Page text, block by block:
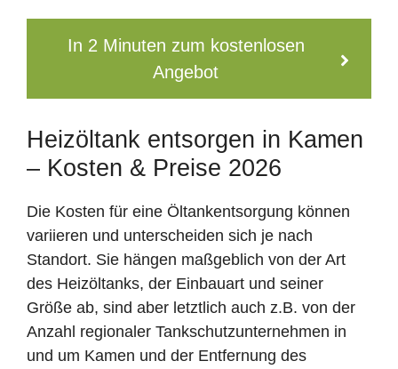
In 2 Minuten zum kostenlosen
Angebot
Heizöltank entsorgen in Kamen
– Kosten & Preise 2026
Die Kosten für eine Öltankentsorgung können
variieren und unterscheiden sich je nach
Standort. Sie hängen maßgeblich von der Art
des Heizöltanks, der Einbauart und seiner
Größe ab, sind aber letztlich auch z.B. von der
Anzahl regionaler Tankschutzunternehmen in
und um Kamen und der Entfernung des